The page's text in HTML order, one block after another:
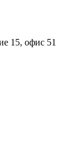
15, офис 51